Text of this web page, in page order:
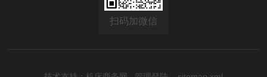
扫码加微信